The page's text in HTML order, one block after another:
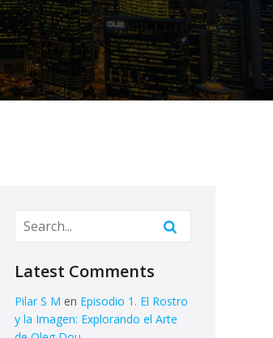
Latest Comments
Pilar S M en Episodio 1. El Rostro
y la Imagen: Explorando el Arte